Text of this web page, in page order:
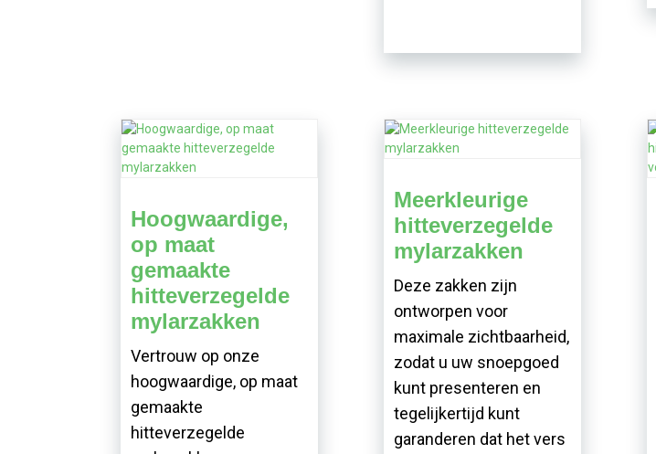
Hoogwaardige,
op maat
gemaakte
hitteverzegelde
mylarzakken
Vertrouw op onze
hoogwaardige, op maat
gemaakte
hitteverzegelde
Meerkleurige
hitteverzegelde
mylarzakken
Deze zakken zijn
ontworpen voor
maximale zichtbaarheid,
zodat u uw snoepgoed
kunt presenteren en
tegelijkertijd kunt
garanderen dat het vers